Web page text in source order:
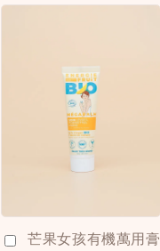
芒果女孩有機萬用膏